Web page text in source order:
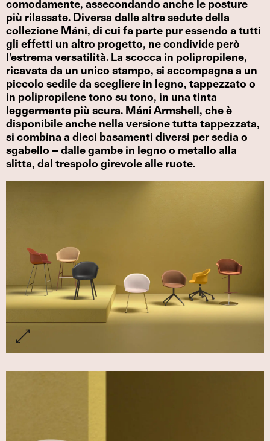
comodamente, assecondando anche le posture
più rilassate. Diversa dalle altre sedute della
collezione Máni, di cui fa parte pur essendo a tutti
gli effetti un altro progetto, ne condivide però
l’estrema versatilità. La scocca in polipropilene,
ricavata da un unico stampo, si accompagna a un
piccolo sedile da scegliere in legno, tappezzato o
in polipropilene tono su tono, in una tinta
leggermente più scura. Máni Armshell, che è
disponibile anche nella versione tutta tappezzata,
si combina a dieci basamenti diversi per sedia o
sgabello – dalle gambe in legno o metallo alla
slitta, dal trespolo girevole alle ruote.